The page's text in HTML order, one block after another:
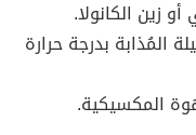
زين الكانولا.
المُذابة بدرجة حرارة
المكسيكية.